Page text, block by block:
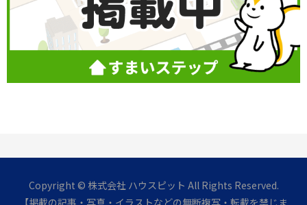
Copyright © 株式会社 ハウスピット All Rights Reserved.